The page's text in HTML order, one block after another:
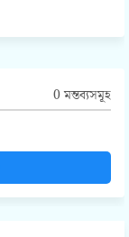
0 মন্তব্যসমূহ